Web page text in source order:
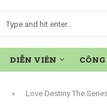
DIỄN VIÊN
» Love Destiny The